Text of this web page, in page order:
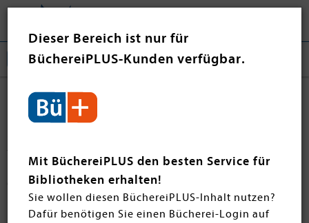
Dieser Bereich ist nur für
BüchereiPLUS-Kunden verfügbar.
Mit BüchereiPLUS den besten Service für
Bibliotheken erhalten!
Sie wollen diesen BüchereiPLUS-Inhalt nutzen?
Dafür benötigen Sie einen Bücherei-Login auf
Die drei !!!
Freundschaft, Spannung und Alltagsabenteuer. Die
erfolgreiche Kinderbuchreihe rund um Kim, Franzi und
Marie ist ein Garant für Lesespaß in Ihrer Bücherei! Ob
rätselhafte Diebstähle oder aufregende